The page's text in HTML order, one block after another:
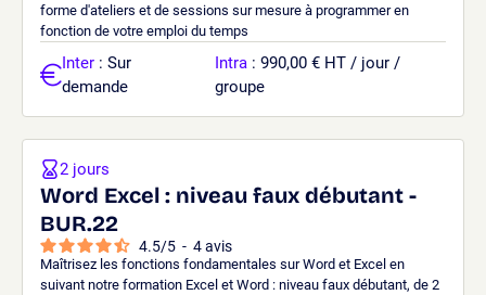
forme d'ateliers et de sessions sur mesure à programmer en
fonction de votre emploi du temps
Inter : Sur
demande
Intra: 990,00 € HT / jour /
groupe
Word Excel : niveau faux débutant -
BUR.22
4.5/5 - 4avis
Maîtrisez les fonctions fondamentales sur Word et Excel en
suivant notre formation Excel et Word : niveau faux débutant, de 2
2 jours